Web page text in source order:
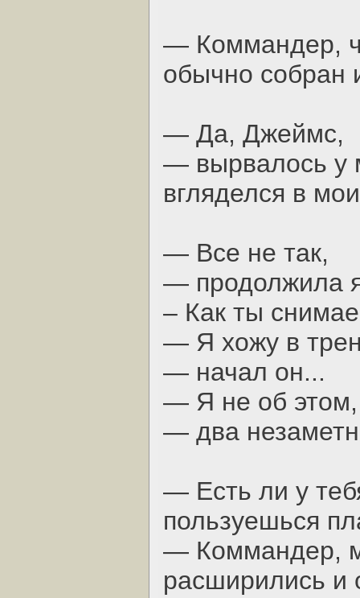
— Коммандер,
обычно собран
— Да, Джеймс,
— вырвалось у
вгляделся в
— Все не так,
— продолжила
– Как ты
— Я хожу в
— начал он...
— Я не об этом,
— два
— Есть ли у
пользуешься
— Коммандер,
расширились и